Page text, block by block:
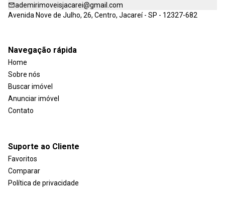
ademirimoveisjacarei@gmail.com
Avenida Nove de Julho, 26, Centro, Jacareí - SP - 12327-682
Navegação rápida
Home
Sobre nós
Buscar imóvel
Anunciar imóvel
Contato
Suporte ao Cliente
Favoritos
Comparar
Política de privacidade